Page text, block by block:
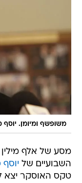
משופשף ומיומן. יוסף
מסע של אלף
השבועיים של
טקס האוסקר יצא